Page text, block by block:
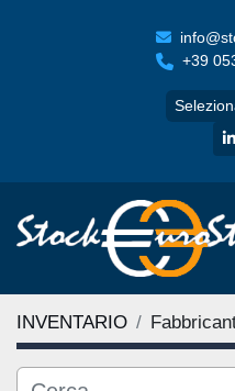
+39
INVENTARIO